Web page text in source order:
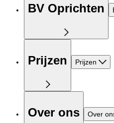
BV Oprichten
Prijzen Prijzen
Over ons Over